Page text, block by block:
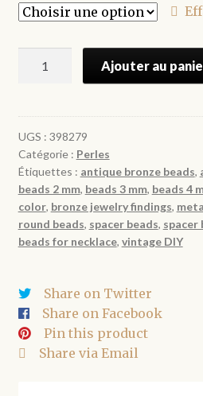
€4.70
rondes
bronze
2
à
5
mm
Ajouter au
UGS : 398279
Catégorie : Perles
Étiquettes : antique bronze beads,
beads 2 mm, beads 3 mm, beads 4
color, bronze jewelry findings,
round beads, spacer beads, spacer
beads for necklace, vintage DIY
Share on Twitter
Share on Facebook
Pin this product
Share via Email